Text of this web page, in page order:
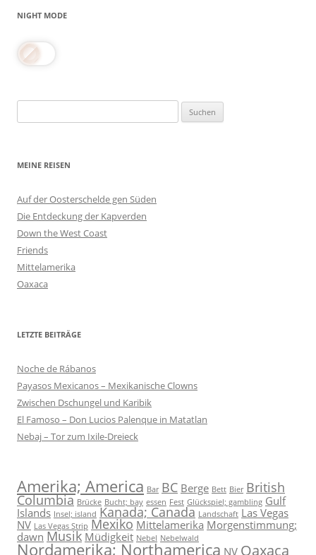
NIGHT MODE
nach:
MEINE REISEN
Auf der Oosterschelde gen Süden
Die Entdeckung der Kapverden
Down the West Coast
Friends
Mittelamerika
Oaxaca
LETZTE BEITRÄGE
Noche de Rábanos
Payasos Mexicanos – Mexikanische Clowns
Zwischen Dschungel und Karibik
El Famoso – Don Lucios Palenque in Matatlan
Nebaj – Tor zum Ixile-Dreieck
Amerika; America Bar BC Berge Bett Bier British
Columbia Brücke Bucht; bay essen Fest Glückspiel; gambling Gulf
Islands Insel; island Kanada; Canada Landschaft Las Vegas
NV Las Vegas Strip Mexiko Mittelamerika Morgenstimmung;
dawn Musik Müdigkeit Nebel Nebelwald
Nordamerika; Northamerica NV Oaxaca